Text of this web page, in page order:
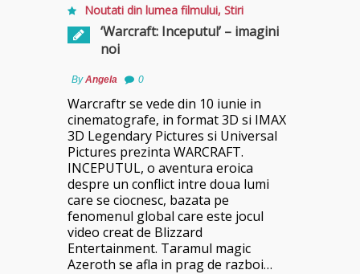
Noutati din lumea filmului, Stiri
‘Warcraft: Inceputul’ – imagini
noi
ByAngela 0
Warcraftr se vede din 10 iunie in
cinematografe, in format 3D si IMAX
3D Legendary Pictures si Universal
Pictures prezinta WARCRAFT.
INCEPUTUL, o aventura eroica
despre un conflict intre doua lumi
care se ciocnesc, bazata pe
fenomenul global care este jocul
video creat de Blizzard
Entertainment. Taramul magic
Azeroth se afla in prag de razboi…